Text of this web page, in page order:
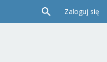
Zaloguj się